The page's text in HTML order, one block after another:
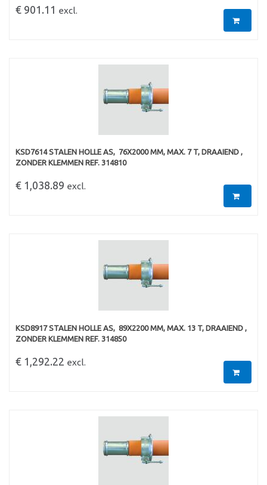
€ 901.11 excl.
KSD7614 STALEN HOLLE AS,  76X2000 MM, MAX. 7 T, DRAAIEND ,
ZONDER KLEMMEN REF. 314810
€ 1,038.89 excl.
KSD8917 STALEN HOLLE AS,  89X2200 MM, MAX. 13 T, DRAAIEND ,
ZONDER KLEMMEN REF. 314850
€ 1,292.22 excl.